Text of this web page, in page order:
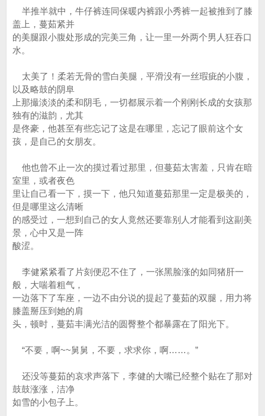
半推半就中，牛仔裤连同保暖内裤跟小秀裤一起被推到了膝
盖上，蔓茹紧并
的美腿跟小腹处形成的完美三角，让一里一外两个男人狂吞口
水。
太美了！柔若无骨的雪白美腿，平滑没有一丝瑕疵的小腹，
以及略鼓的阴阜
上那撮淡淡的柔和阴毛，一切都展示着一个刚刚长成的女孩那
独有的滋韵，尤其
是佟豪，他甚至有些忘记了这是在哪里，忘记了眼前这个女
孩，是自己的女朋友。
他也曾不止一次的摸过看过那里，但蔓茹太害羞，只肯在暗
室里，或者夜色
里让自己看一下，摸一下，他只知道蔓茹那里一定是极美的，
但是哪里这么清晰
的感受过，一想到自己的女人竟然还要靠别人才能看到这副美
景，心中又是一阵
酸涩。
李健紧紧看了片刻便忍不住了，一张黑脸涨的如同猪肝一
般，大喘着粗气，
一边落下了车座，一边不由分说的提起了蔓茹的双腿，用力将
膝盖掰压到她的肩
头，顿时，蔓茹丰满光洁的圆臀整个都暴露在了阳光下。
“不要，啊~~舅舅，不要，求求你，啊……。”
还没等蔓茹的哀求声落下，李健的大嘴已经整个贴在了那对
鼓鼓涨涨，洁净
如雪的小包子上。